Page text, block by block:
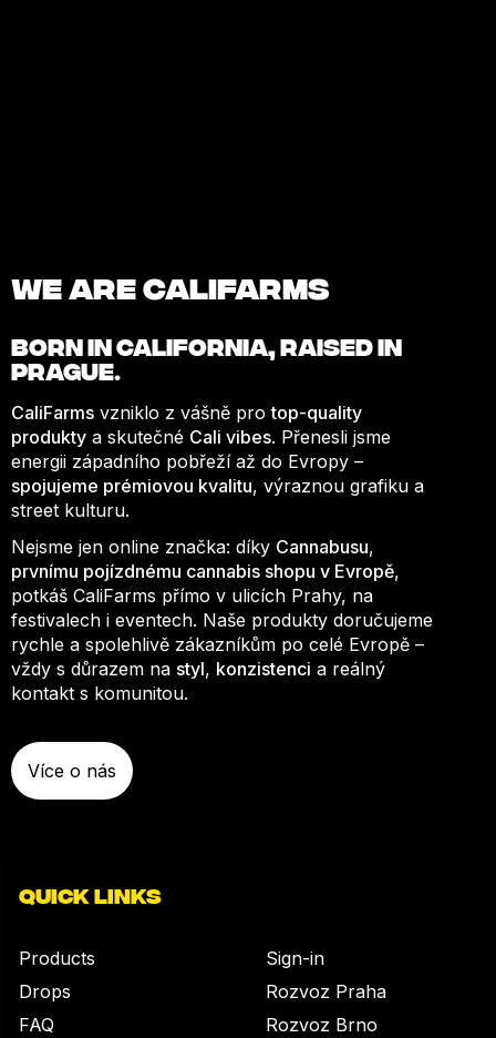
We are Califarms
BORN INCALIFORNIA, RAISED IN
PRAGUE.
CaliFarms vzniklo z vášně protop-quality
produkty a skutečné Cali vibes. Přenesli jsme
energii západního pobřeží až do Evropy –
spojujeme prémiovou kvalitu, výraznou grafiku a
street kulturu.
Nejsme jen online značka: díky Cannabusu,
prvnímu pojízdnému cannabis shopu v Evropě,
potkáš CaliFarms přímo v ulicích Prahy, na
festivalech i eventech. Naše produkty doručujeme
rychle a spolehlivě zákazníkům po celé Evropě –
vždy s důrazem na styl, konzistenci a reálný
kontakt s komunitou.
Více o nás
QUICK LINKS
Products
Drops
FAQ
Sign-in
Rozvoz Praha
Rozvoz Brno